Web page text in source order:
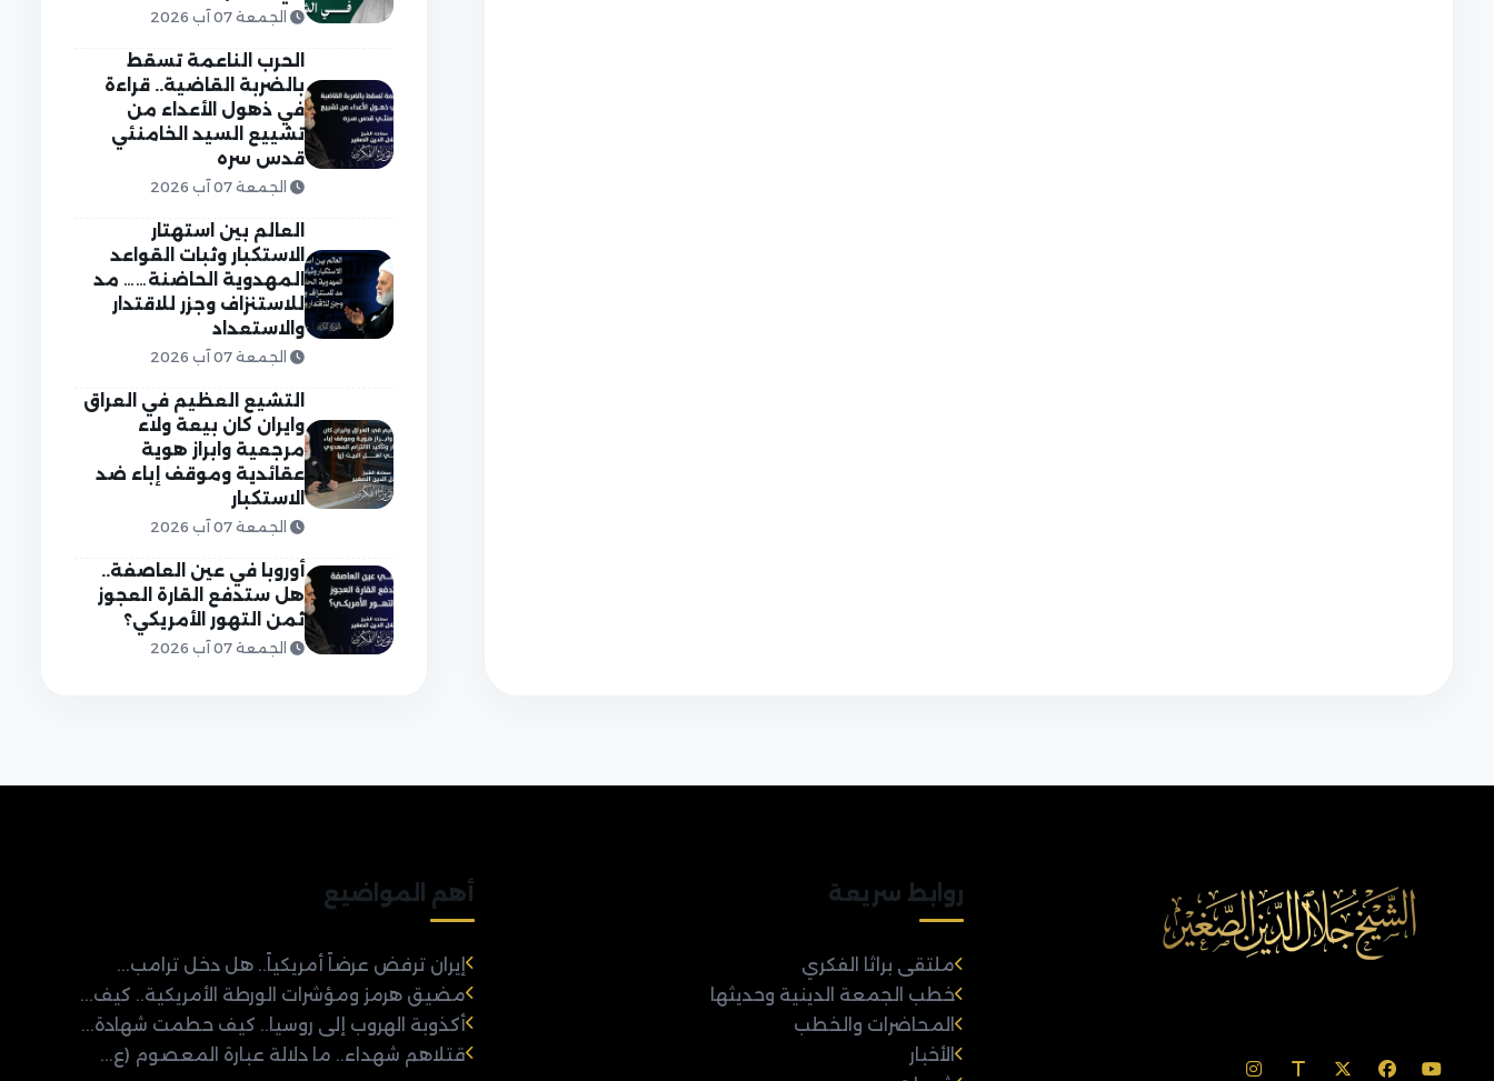
الجمعة 07 آب 2026
الحرب الناعمة تسقط
بالضربة القاضية.. قراءة
في ذهول الأعداء من
تشييع السيد الخامنئي
قدس سره
الجمعة 07 آب 2026
العالم بين استهتار
الاستكبار وثبات القواعد
المهدوية الحاضنة…… مد
للاستنزاف وجزر للاقتدار
والاستعداد
الجمعة 07 آب 2026
التشيع العظيم في العراق
وايران كان بيعة ولاء
مرجعية وابراز هوية
عقائدية وموقف إباء ضد
الاستكبار
الجمعة 07 آب 2026
أوروبا في عين العاصفة..
هل ستدفع القارة العجوز
ثمن التهور الأمريكي؟
الجمعة 07 آب 2026
روابط سريعة
ملتقى براثا الفكري
خطب الجمعة الدينية وحديثها
المحاضرات والخطب
الأخبار
أهم المواضيع
إيران ترفض عرضاً أمريكياً.. هل دخل ترامب...
مضيق هرمز ومؤشرات الورطة الأمريكية.. كيف...
أكذوبة الهروب إلى روسيا.. كيف حطمت شهادة...
قتلاهم شهداء.. ما دلالة عبارة المعصوم (ع...